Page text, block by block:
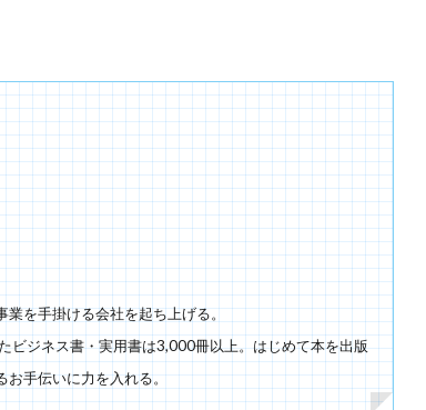
業を手掛ける会社を起ち上げる。
ビジネス書・実用書は3,000冊以上。はじめて本を出版
お手伝いに力を入れる。